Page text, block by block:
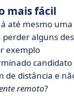
mais fácil
até mesmo uma
alguns
exemplo
de distância e
remoto?